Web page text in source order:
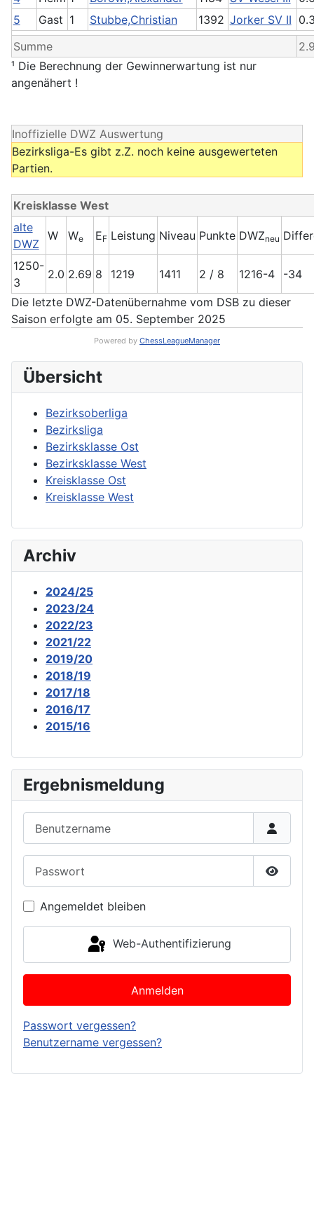
Übersicht
Bezirksoberliga
Bezirksliga
Bezirksklasse Ost
Bezirksklasse West
Kreisklasse Ost
Kreisklasse West
Archiv
2024/25
2023/24
2022/23
2021/22
2019/20
2018/19
2017/18
2016/17
2015/16
Ergebnismeldung
Angemeldet bleiben
Web-Authentifizierung
Anmelden
Passwort vergessen?
Benutzername vergessen?
5
Gast 1 Stubbe,Christian 1392 Jorker SV II
Summe
¹ Die Berechnung der Gewinnerwartung ist nur
angenähert !
Inoffizielle DWZ Auswertung
Bezirksliga-Es gibt z.Z. noch keine ausgewerteten
Partien.
Kreisklasse West
alte
DWZ
W We EF Leistung Niveau Punkte DWZneu
1250-
3
2.0 2.69 8 1219 1411 2 / 8 1216-4
-34
Die letzte DWZ-Datenübernahme vom DSB zu dieser
Saison erfolgte am 05. September 2025
Powered by ChessLeagueManager